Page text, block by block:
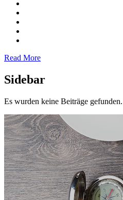
Read More
Sidebar
Es wurden keine Beiträge gefunden.